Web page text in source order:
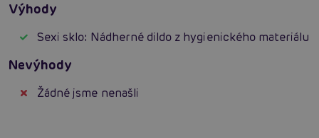
Výhody
Sexi sklo: Nádherné dildo z hygienického materiálu
Nevýhody
Žádné jsme nenašli